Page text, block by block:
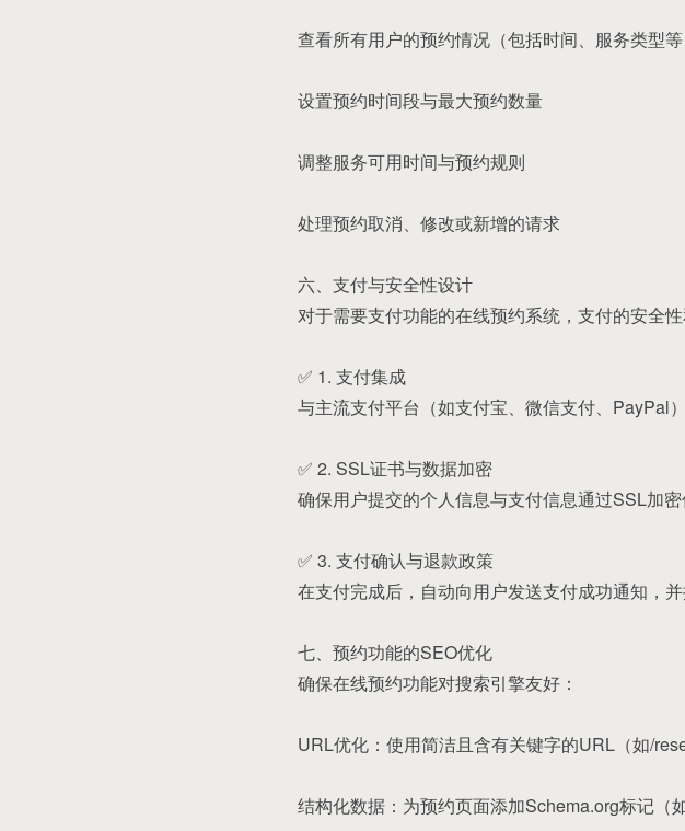
查看所有用户的预约情况（包括时间、服务类型等
设置预约时间段与最大预约数量
调整服务可用时间与预约规则
处理预约取消、修改或新增的请求
六、支付与安全性设计
对于需要支付功能的在线预约系统，支付的安全
✅ 1. 支付集成
与主流支付平台（如支付宝、微信支付、PayPal
✅ 2. SSL证书与数据加密
确保用户提交的个人信息与支付信息通过SSL加密
✅ 3. 支付确认与退款政策
在支付完成后，自动向用户发送支付成功通知，并
七、预约功能的SEO优化
确保在线预约功能对搜索引擎友好：
URL优化：使用简洁且含有关键字的URL（如/
结构化数据：为预约页面添加Schema.org标记（